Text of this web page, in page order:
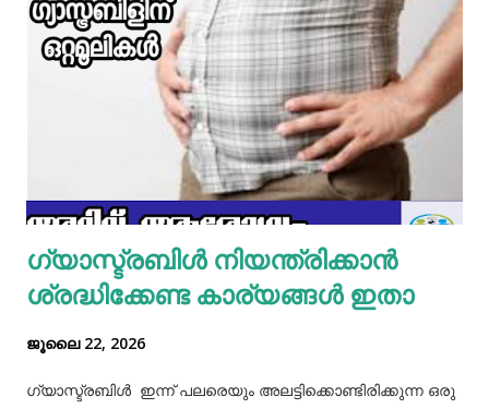
മാറ്റിവച്ച ചിക്കൻ ചേർത്ത് ഒന്ന് ഇളകിയെടുക്കാം. ഇനി ഒരു
മിക്സിയുടെ ജാറിലേക്ക് മുട്ട, മൈദ, വെള്ളം പാകത്തിന് ഉപ്പ്
എന്നിവ ചേർത്ത് നന്നായിട്ട് അടിച്ചെടുക്കാം. ഇനി ഒരു പാനിൽ
മാവൊഴിച്ചു ദോശ ചുട്ടെടുക്കാം. ഇനി ഒരു പാത്രത്തിൽ മുട്ട
പൊട്ടിച്ച് ഒഴിക്കാം കൂടെത്തന്നെ പാൽ, കുരുമുളകുപൊടി, ഉപ്പ്,
മല്ലിയില എന്നിവ ചേർത്തൊരു മിക്സ്‌ തയാറാക്കാം. ഇനി
ഒരു പാനിൽ കുറച്ച് നെയ്യ് തടവിയ ശേഷം അതിൽ തയാ...
ഗ്യാസ്ട്രബിൾ നിയന്ത്രിക്കാൻ
ശ്രദ്ധിക്കേണ്ട കാര്യങ്ങൾ ഇതാ
ജൂലൈ 22, 2026
ഗ്യാസ്ട്രബിൾ ഇന്ന് പലരെയും അലട്ടിക്കൊണ്ടിരിക്കുന്ന ഒരു